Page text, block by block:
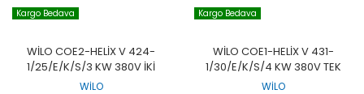
Kargo Bedava
WILO COE2-HELIX V 424-
1/25/E/K/S/3 KW 380V İKI
POMPALI PASLANMAZ ÇOK
WİLO
Kargo Bedava
WILO COE1-HELIX V 431-
1/30/E/K/S/4 KW 380V TEK
POMPALI PASLANMAZ ÇOK
WİLO